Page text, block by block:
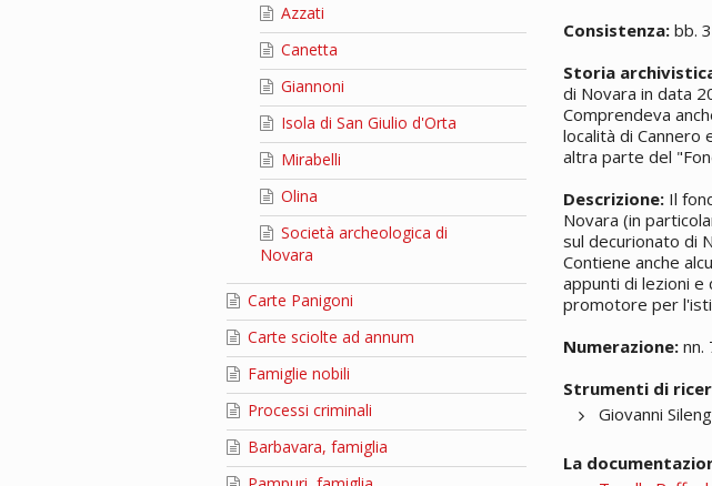
Azzati
Canetta
Giannoni
Isola di San Giulio d'Orta
Mirabelli
Olina
Società archeologica di
Novara
Carte Panigoni
Carte sciolte ad annum
Famiglie nobili
Processi criminali
Barbavara, famiglia
Consistenza: bb. 3
Storia
di Novara in data
Comprendeva
località di Cannero
altra parte del
Descrizione: Il
Novara (in
sul decurionato di
Contiene anche
appunti di lezioni e
promotore per
Numerazione: nn.
Strumenti di
Giovanni
La